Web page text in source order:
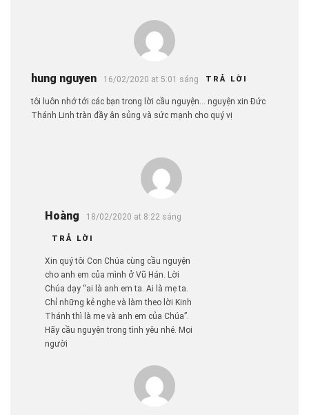
hung nguyen 16/02/2020 at 5:01 sáng TRẢ LỜI
tôi luôn nhớ tới các bạn trong lời cầu nguyện… nguyện xin Đức
Thánh Linh tràn đầy ân sủng và sức mạnh cho quý vị
Hoàng 18/02/2020 at 8:22 sáng
TRẢ LỜI
Xin quý tôi Con Chúa cùng cầu nguyện
cho anh em của mình ở Vũ Hán. Lời
Chúa dạy “ai là anh em ta. Ai là mẹ ta.
Chỉ những kẻ nghe và làm theo lời Kinh
Thánh thì là mẹ và anh em của Chúa”.
Hãy cầu nguyện trong tình yêu nhé. Mọi
người